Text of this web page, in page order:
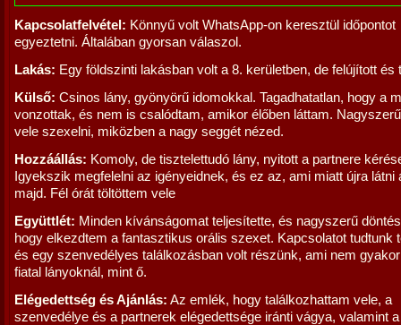
Kapcsolatfelvétel: Könnyű volt WhatsApp-on keresztül időpontot
egyeztetni. Általában gyorsan válaszol.
Lakás: Egy földszinti lakásban volt a 8. kerületben, de felújított és
Külső: Csinos lány, gyönyörű idomokkal. Tagadhatatlan, hogy a
vonzottak, és nem is csalódtam, amikor élőben láttam.
vele szexelni, miközben a nagy seggét nézed.
Hozzáállás: Komoly, de tisztelettudó lány, nyitott a partnere
Igyekszik megfelelni az igényeidnek, és ez az, ami miatt újra látni
majd. Fél órát töltöttem vele
Együttlét: Minden kívánságomat teljesítette, és nagyszerű
hogy elkezdtem a fantasztikus orális szexet. Kapcsolatot tudtunk
és egy szenvedélyes találkozásban volt részünk, ami nem
fiatal lányoknál, mint ő.
Elégedettség és Ajánlás: Az emlék, hogy találkozhattam vele, a
szenvedélye és a partnerek elégedettsége iránti vágya, valamint